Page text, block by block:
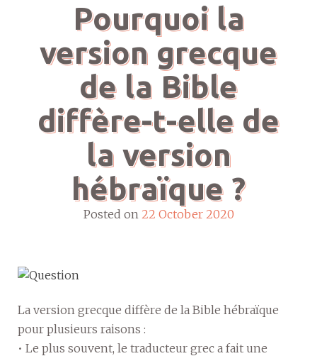
Pourquoi la
version grecque
de la Bible
diffère-t-elle de
la version
hébraïque ?
Posted on 22 October 2020
La version grecque diffère de la Bible hébraïque
pour plusieurs raisons :
• Le plus souvent, le traducteur grec a fait une